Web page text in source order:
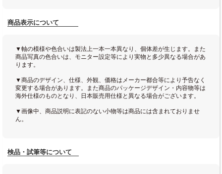
商品表示について
▼軸の模様や色合いは製法上一本一本異なり、個体差が生じます。また
商品写真の色合いは、モニター設定等により実物と多少異なる場合があ
ります。
▼商品のデザイン、仕様、外観、価格はメーカー都合等により予告なく
変更する場合があります。また商品のパッケージデザイン・内容物等は
海外仕様のものとなり、日本販売用仕様と異なる場合がございます。
▼画像中、商品説明に表記のない小物等は商品には含まれておりませ
ん。
検品・試筆等について